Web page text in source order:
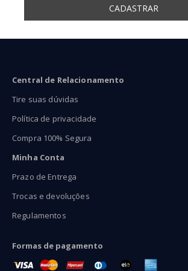
Central de Relacionamento
Tire suas dúvidas
Política de privacidade
Compra 100% Segura
Minha Conta
Prazo de Entrega
Trocas e devoluções
Regulamentos
Formas de pagamento